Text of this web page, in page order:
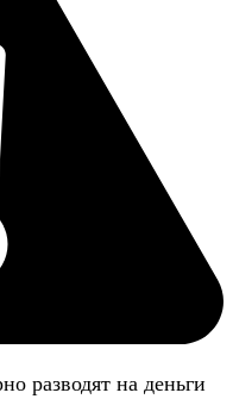
разводят на деньги